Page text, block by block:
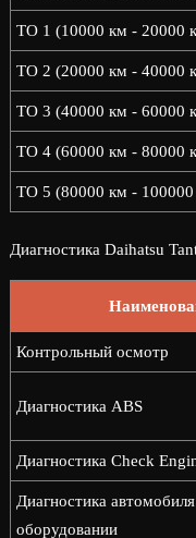
ТО 1 (10000 км - 20000
ТО 2 (20000 км - 40000
ТО 3 (40000 км - 60000
ТО 4 (60000 км - 80000
ТО 5 (80000 км -
Диагностика Daihatsu
Контрольный осмотр
Диагностика ABS
Диагностика Check
Диагностика
оборудовании